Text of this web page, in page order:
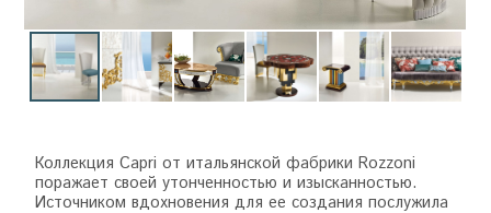
Коллекция Capri от итальянской фабрики Rozzoni
поражает своей утонченностью и изысканностью.
Источником вдохновения для ее создания послужила